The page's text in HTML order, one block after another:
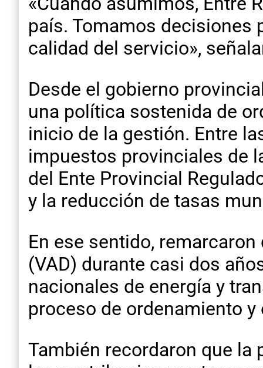
país. Tomamos decisiones
calidad del servicio»,
Desde el gobierno
una política sostenida de
inicio de la gestión. Entre
impuestos provinciales de
del Ente Provincial
y la reducción de tasas
En ese sentido,
(VAD) durante casi dos
nacionales de energía y
proceso de ordenamiento
También recordaron que